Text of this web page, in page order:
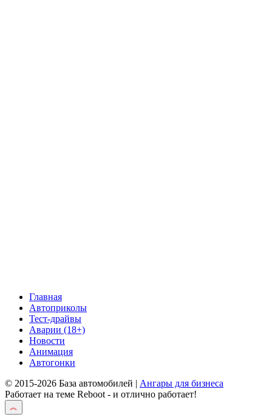
Главная
Автоприколы
Тест-драйвы
Аварии (18+)
Новости
Анимация
Автогонки
© 2015-2026 База автомобилей | Ангары для бизнеса
Работает на теме Reboot - и отлично работает!